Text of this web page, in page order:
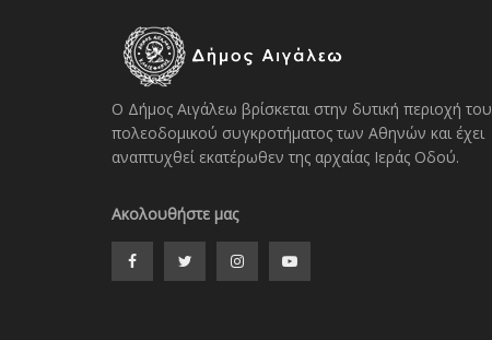
Ο Δήμος Αιγάλεω βρίσκεται στην δυτική περιοχή του
πολεοδομικού συγκροτήματος των Αθηνών και έχει
αναπτυχθεί εκατέρωθεν της αρχαίας Ιεράς Οδού.
Ακολουθήστε μας